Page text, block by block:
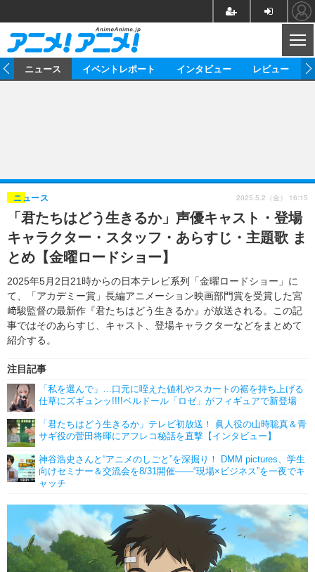
ゲーム グッズ
イベント 海外
海外イベント ビジネス
俳優・タレント アーティスト
ビジネス
アニメ 実写
書評 イベント
ゲーム 座談会
動画
アニメ
アニメ！アニメ！TV ABEMA Cafe
連載・コラム
ニュース イベントレポート インタビュー レビュー
「君たちはどう生きるか」声優キャスト・登場
キャラクター・スタッフ・あらすじ・主題歌 ま
とめ【金曜ロードショー】
2025年5月2日21時からの日本テレビ系列「金曜ロードショー」に
て、「アカデミー賞」長編アニメーション映画部門賞を受賞した宮
﨑駿監督の最新作『君たちはどう生きるか』が放送される。この記
事ではそのあらすじ、キャスト、登場キャラクターなどをまとめて
紹介する。
ニュース
注目記事
「私を選んで」…口元に咥えた値札やスカートの裾を持ち上げる
仕草にズギュンッ!!!!ベルドール「ロゼ」がフィギュアで新登場
「君たちはどう生きるか」テレビ初放送！ 眞人役の山時聡真＆青
サギ役の菅田将暉にアフレコ秘話を直撃【インタビュー】
神谷浩史さんと“アニメのしごと”を深掘り！ DMM pictures、学生
向けセミナー＆交流会を8/31開催――“現場×ビジネス”を一夜でキ
ャッチ
2025.5.2（金） 16:15